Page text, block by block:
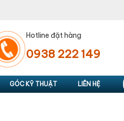
Hotline đặt hàng
0938 222 149
GÓC KỸ THUẬT LIÊN HỆ